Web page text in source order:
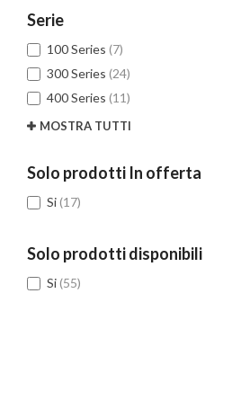
Serie
100 Series (7)
300 Series (24)
400 Series (11)
MOSTRA TUTTI
Solo prodotti In offerta
Si(17)
Solo prodotti disponibili
Si(55)